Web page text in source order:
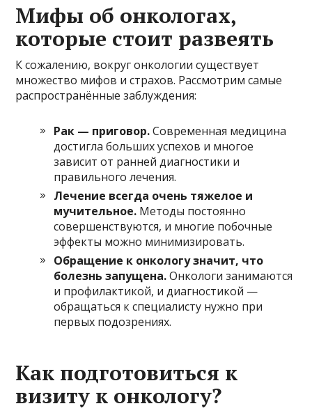
Мифы об онкологах,
которые стоит развеять
К сожалению, вокруг онкологии существует
множество мифов и страхов. Рассмотрим самые
распространённые заблуждения:
Рак — приговор.Современная медицина
достигла больших успехов и многое
зависит от ранней диагностики и
правильного лечения.
Лечение всегда очень тяжелое и
мучительное. Методы постоянно
совершенствуются, и многие побочные
эффекты можно минимизировать.
Обращение к онкологу значит, что
болезнь запущена.Онкологи занимаются
и профилактикой, и диагностикой —
обращаться к специалисту нужно при
первых подозрениях.
Как подготовиться к
визиту к онкологу?